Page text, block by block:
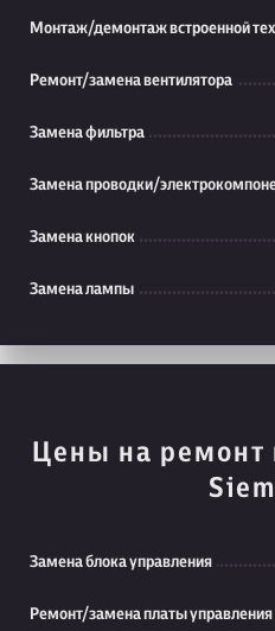
Монтаж/демонтаж встроенной
Ремонт/замена вентилятора
Замена фильтра
Замена проводки/
Замена кнопок
Замена лампы
Цены на ремонт
Замена блока управления
Ремонт/замена платы управления